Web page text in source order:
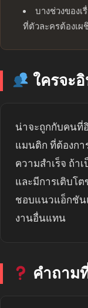
บางช่วงของเ
ที่ตัวละครต้องเ
ใครจะ
น่าจะถูกกับคนที่
แมนติก ที่ต้องก
ความสำเร็จ ถ้า
และมีการเติบโ
ชอบแนวแอ็กชัน
งานอื่นแทน
คำถาม